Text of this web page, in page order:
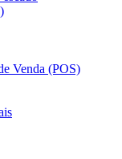
Venda (POS)